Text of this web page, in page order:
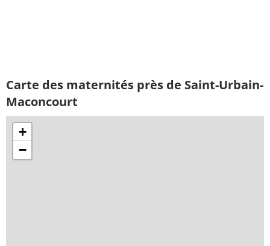
Carte des maternités près de Saint-Urbain-
Maconcourt
+
−